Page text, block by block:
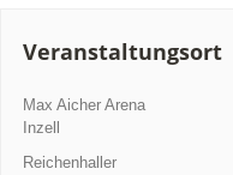
Veranstaltungsort
Max Aicher Arena
Inzell
Reichenhaller